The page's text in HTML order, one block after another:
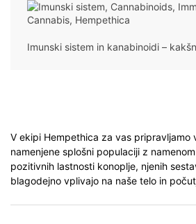
Imunski sistem in kanabinoidi –
V ekipi Hempethica za vas pripravljamo
namenjene splošni populaciji z
pozitivnih lastnosti konoplje, njenih
blagodejno vplivajo na naše telo in